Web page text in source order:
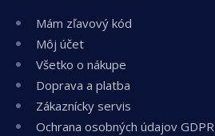
Mám zľavový kód
Môj účet
Všetko o nákupe
Doprava a platba
Zákaznícky servis
Ochrana osobných údajov GDPR